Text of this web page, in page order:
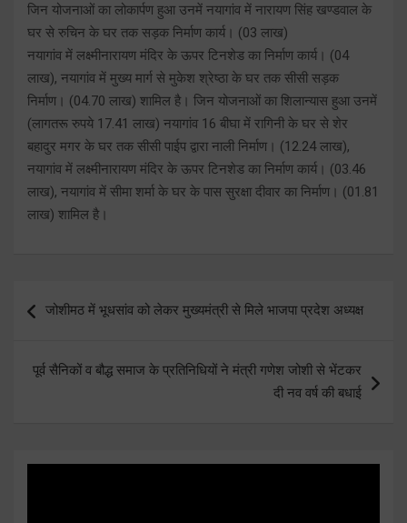
जिन योजनाओं का लोकार्पण हुआ उनमें नयागांव में नारायण सिंह खण्डवाल के
घर से रुचिन के घर तक सड़क निर्माण कार्य। (03 लाख)
नयागांव में लक्ष्मीनारायण मंदिर के ऊपर टिनशेड का निर्माण कार्य। (04
लाख), नयागांव में मुख्य मार्ग से मुकेश श्रेष्ठा के घर तक सीसी सड़क
निर्माण। (04.70 लाख) शामिल है। जिन योजनाओं का शिलान्यास हुआ उनमें
(लागतरू रुपये 17.41 लाख) नयागांव 16 बीघा में रागिनी के घर से शेर
बहादुर मगर के घर तक सीसी पाईप द्वारा नाली निर्माण। (12.24 लाख),
नयागांव में लक्ष्मीनारायण मंदिर के ऊपर टिनशेड का निर्माण कार्य। (03.46
लाख), नयागांव में सीमा शर्मा के घर के पास सुरक्षा दीवार का निर्माण। (01.81
लाख) शामिल है।
navigation
जोशीमठ में भूधसांव को लेकर मुख्यमंत्री से मिले भाजपा प्रदेश अध्यक्ष
पूर्व सैनिकों व बौद्ध समाज के प्रतिनिधियों ने मंत्री गणेश जोशी से भेंटकर
दी नव वर्ष की बधाई